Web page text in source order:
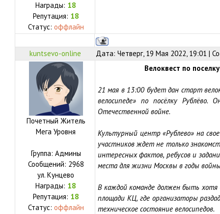
Награды: 18
Репутация: 18
Статус: оффлайн
kuntsevo-online Дата: Четверг, 19 Мая 2022, 19:01 |
Почетный Житель
Мега Уровня
Группа: Админы
Сообщений: 2968
ул. Кунцево
Награды: 18
Репутация: 18
Статус: оффлайн
Велоквест по
21 мая в 13:00 будет дан старт
велосипеде» по посёлку
Отечественной войне.
Культурный центр «Рублево» на
участников ждет не только
интересных фактов, ребусов и
места для жизни Москвы в годы
В каждой команде должен быть хотя
площади КЦ, где организаторы
техническое состояние велосипедов.